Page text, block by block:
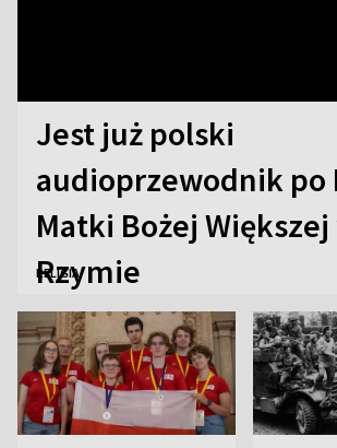
Jest już polski
audioprzewodnik po
Matki Bożej
Rzymie
RELIGIA